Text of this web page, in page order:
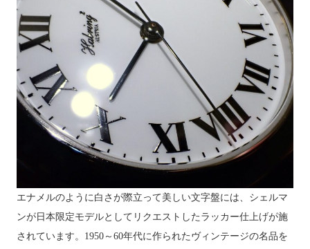
エナメルのように白さが際立って美しい文字盤に は、 シェルマ
ンが日本限定モデルとしてリクエストしたラッカー仕上げが施
されています。1950～60年代に作られたヴィンテージの名品を